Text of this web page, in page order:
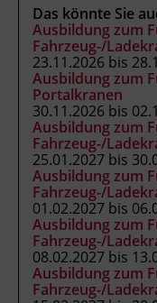
geltenden
450/1994 in der
Hinweis
Mitzubringen:
BFI Kufstein
Arkadenplatz 4
6330 Kufstein
Das könnte Sie
Ausbildung zum
Fahrzeug-/
23.11.2026 bis
Ausbildung zum
Portalkranen
30.11.2026 bis
Ausbildung zum
Fahrzeug-/
25.01.2027 bis
Ausbildung zum
Fahrzeug-/
01.02.2027 bis
Ausbildung zum
Fahrzeug-/
08.02.2027 bis
Ausbildung zum
Fahrzeug-/